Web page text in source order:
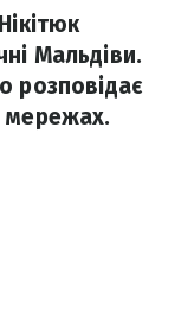
Мальдіви.
розповідає
мережах.